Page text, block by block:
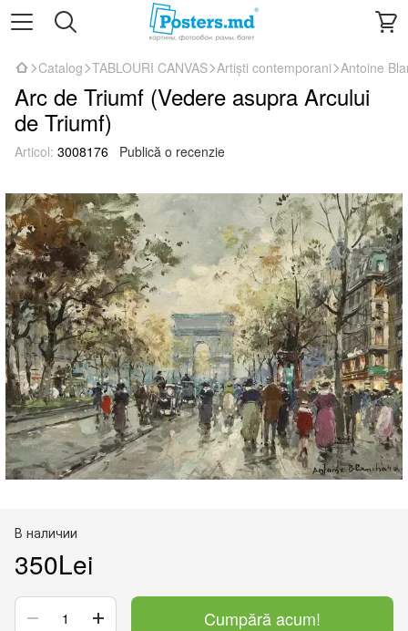
Catalog TABLOURI CANVAS Artiști contemporani Antoine
Arc de Triumf (Vedere asupra Arcului
de Triumf)
Articol: 3008176 Publică o recenzie
В наличии
350Lei
Cumpără acum!